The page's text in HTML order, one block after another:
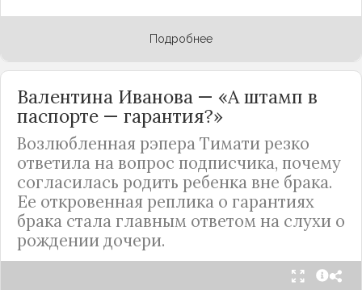
Подробнее
Валентина Иванова — «А штамп в
паспорте — гарантия?»
Возлюбленная рэпера Тимати резко
ответила на вопрос подписчика, почему
согласилась родить ребенка вне брака.
Ее откровенная реплика о гарантиях
брака стала главным ответом на слухи о
рождении дочери.